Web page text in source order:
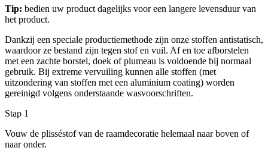
Tip: bedien uw product dagelijks voor een langere levensduur van
het product.
Dankzij een speciale productiemethode zijn onze stoffen antistatisch,
waardoor ze bestand zijn tegen stof en vuil. Af en toe afborstelen
met een zachte borstel, doek of plumeau is voldoende bij normaal
gebruik. Bij extreme vervuiling kunnen alle stoffen (met
uitzondering van stoffen met een aluminium coating) worden
gereinigd volgens onderstaande wasvoorschriften.
Stap 1
Vouw de plisséstof van de raamdecoratie helemaal naar boven of
naar onder.